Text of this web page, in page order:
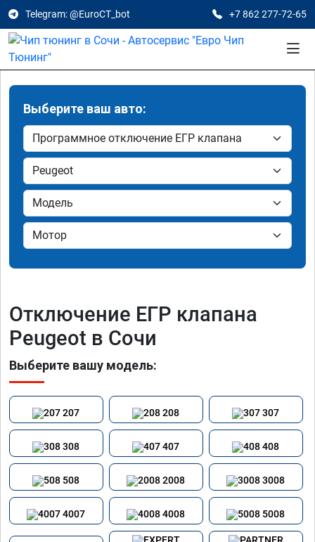
Telegram: @EuroCT_bot +7 862 277-72-65
Выберите ваш авто:
Отключение ЕГР клапана
Peugeot в Сочи
Выберите вашу модель:
207 208 307
308 407 408
508 2008 3008
4007 4008 5008